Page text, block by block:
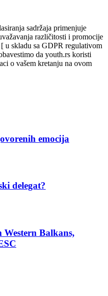
sadržaja primenjuje
različitosti i promocije
u skladu sa GDPR regulativom
da youth.rs koristi
o vašem kretanju na ovom
emocija
delegat?
Balkans,